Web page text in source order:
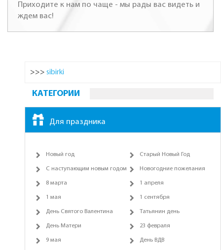
Приходите к нам по чаще - мы рады вас видеть и
ждем вас!
>>> sibirki
КАТЕГОРИИ
Для праздника
Новый год Старый Новый Год
С наступающим новым годом Новогодние пожелания
8 марта 1 апреля
1 мая 1 сентября
День Святого Валентина Татьянин день
День Матери 23 февраля
9 мая День ВДВ